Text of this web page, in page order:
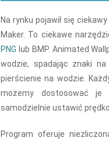
Na rynku pojawił się ciekawy
Maker. To ciekawe
PNG lub BMP. Animated
wodzie, spadając znaki
pierścienie na wodzie.
możemy dostosować je
samodzielnie ustawić
Program oferuje